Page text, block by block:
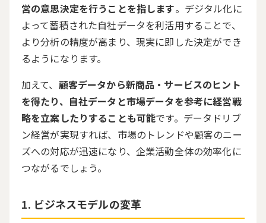
営の意思決定を行うことを指します。デジタル化に
よって蓄積された自社データを利活用することで、
より分析の精度が高まり、現実に即した決定ができ
るようになります。
加えて、 顧客データから新商品・サービスのヒント
を得たり、自社データと市場データを参考に経営戦
略を立案したりすることも可能です。データドリブ
ン経営が実現すれば、市場のトレンドや顧客のニー
ズへの対応が迅速になり、企業活動全体の効率化に
つながるでしょう。
ビジネスモデルの変革